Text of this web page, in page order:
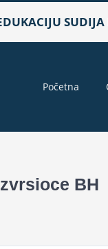
Početna
BH